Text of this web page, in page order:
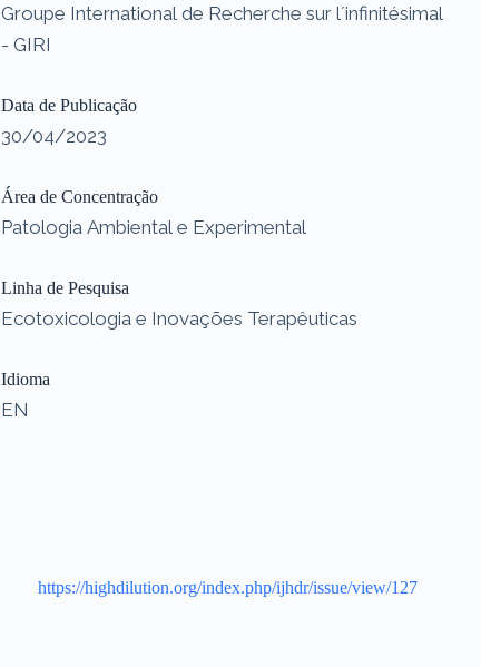
https://highdilution.org/index.php/ijhdr/issue/view/127
Groupe International de Recherche sur l´infinitésimal
- GIRI
Data de Publicação
30/04/2023
Área de Concentração
Patologia Ambiental e Experimental
Linha de Pesquisa
Ecotoxicologia e Inovações Terapêuticas
Idioma
EN